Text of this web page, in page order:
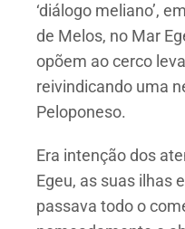
‘diálogo meliano’,
de Melos, no Mar
opõem ao cerco
reivindicando uma
Peloponeso.
Era intenção dos
Egeu, as suas ilhas
passava todo o